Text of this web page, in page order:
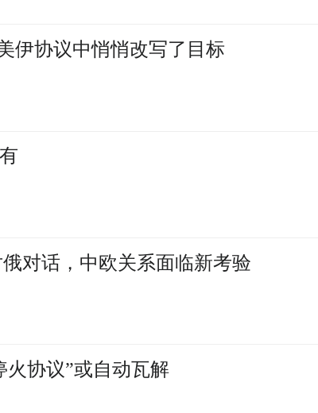
伊协议中悄悄改写了目标
对话，中欧关系面临新考验
火协议”或自动瓦解